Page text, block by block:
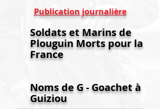
Publication journalière
Soldats et Marins de
Plouguin Morts pour la
France
Noms de G - Goachet à
Guiziou